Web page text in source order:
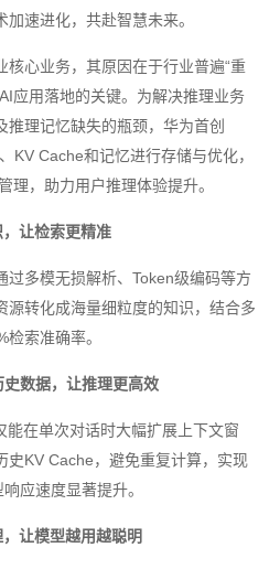
速进化，共赴智慧未来。
核心业务，其原因在于行业普遍“重
应用落地的关键。为解决推理业务
理记忆缺失的瓶颈，华为首创
KV Cache和记忆进行存储与优化，
理，助力用户推理体验提升。
让检索更精准
过多模无损解析、Token级编码等方
源转化成海量细粒度的知识，结合多
索准确率。
数据，让推理更高效
在单次对话时大幅扩展上下文窗
史KV Cache，避免重复计算，实现
应速度显著提升。
让模型越用越聪明